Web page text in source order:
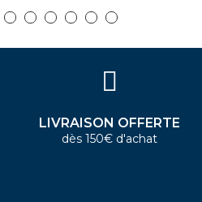
LIVRAISON OFFERTE
dès 150€ d'achat